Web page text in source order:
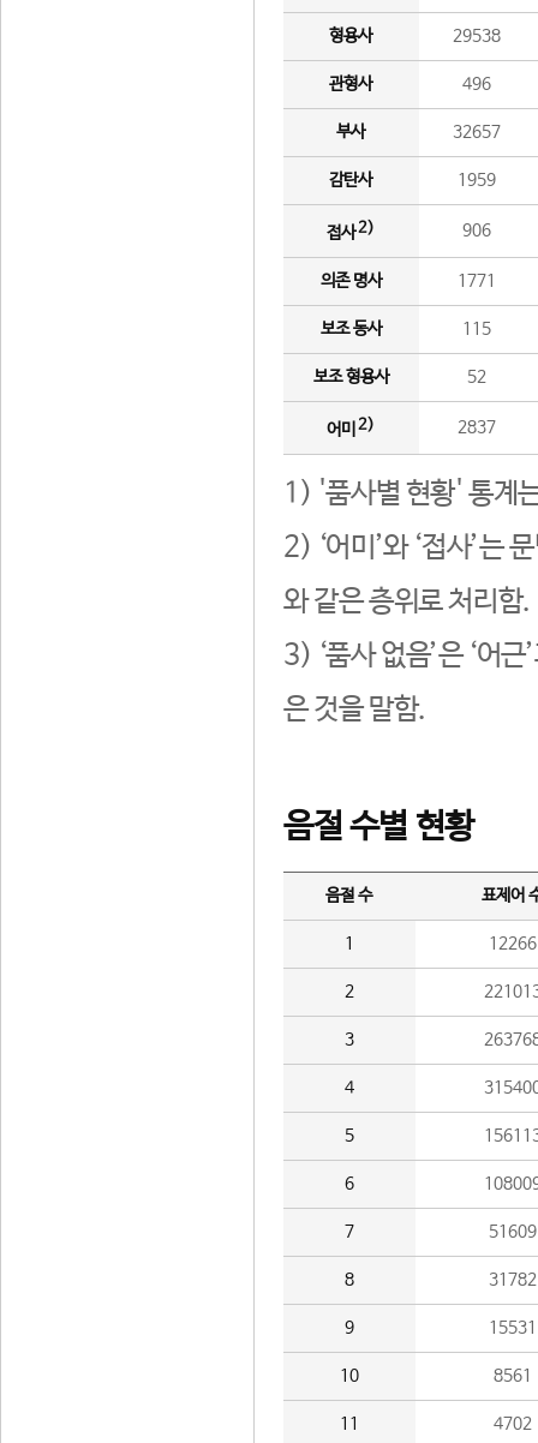
형용사 29538
관형사 496
부사 32657
감탄사 1959
접사2) 906
의존 명사 1771
보조 동사 115
보조 형용사 52
어미 2) 2837
1) '품사별 현황' 통계
2) ‘어미’와 ‘접사’는
와 같은 층위로 처리함.
3) ‘품사 없음’은 ‘어
은 것을 말함.
음절 수별 현황
음절 수 표제어
1 12266
2
3
4
5
6
7 51609
8 31782
9 15531
10 8561
11 4702